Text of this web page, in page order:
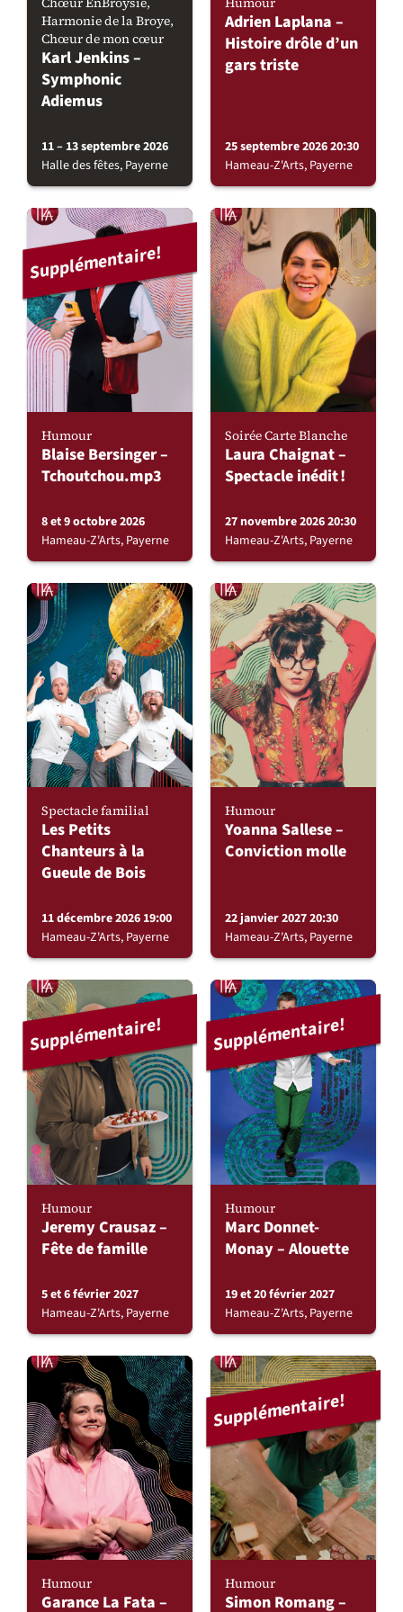
Harmonie de la Broye,
Chœur de mon cœur
Karl Jenkins –
Symphonic
Adiemus
11 – 13 septembre 2026
Halle des fêtes, Payerne
Adrien Laplana –
Histoire drôle d’un
gars triste
25 septembre 2026 20:30
Hameau-Z'Arts, Payerne
Humour
Blaise Bersinger –
Tchoutchou.mp3
8 et 9 octobre 2026
Hameau-Z'Arts, Payerne
Supplémentaire!
Soirée Carte Blanche
Laura Chaignat –
Spectacle inédit !
27 novembre 2026 20:30
Hameau-Z'Arts, Payerne
Spectacle familial
Les Petits
Chanteurs à la
Gueule de Bois
11 décembre 2026 19:00
Hameau-Z'Arts, Payerne
Humour
Yoanna Sallese –
Conviction molle
22 janvier 2027 20:30
Hameau-Z'Arts, Payerne
Humour
Jeremy Crausaz –
Fête de famille
5 et 6 février 2027
Hameau-Z'Arts, Payerne
Supplémentaire!
Humour
Marc Donnet-
Monay – Alouette
19 et 20 février 2027
Hameau-Z'Arts, Payerne
Supplémentaire!
Humour
Garance La Fata –
Humour
Simon Romang –
Supplémentaire!